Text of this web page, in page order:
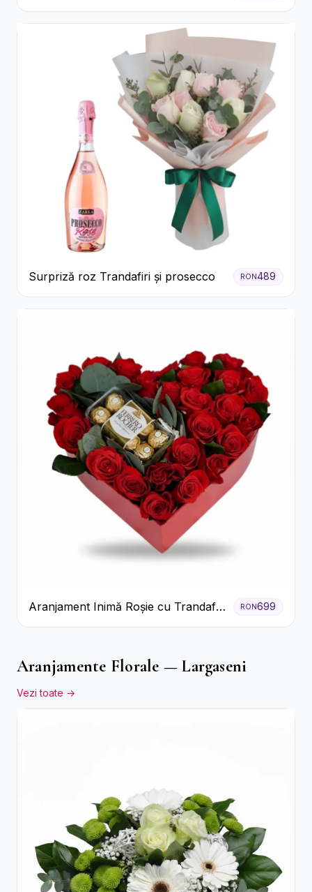
Ferrero Rocher și Flori Pastelate
Surpriză roz Trandafiri și prosecco RON489
Aranjament Inimă Roșie cu Trandafiri
și Ferrero Rocher Premium
RON699
Aranjamente Florale — Largaseni
Vezi toate →